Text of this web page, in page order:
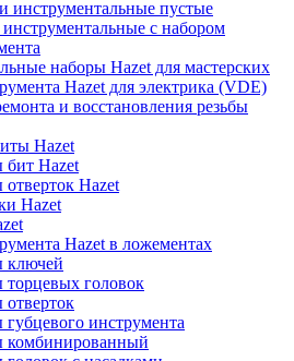
инструментальные пустые
с набором
наборы Hazet для мастерских
Hazet для электрика (VDE)
и восстановления резьбы
Hazet
Hazet
Hazet
Hazet
Hazet в ложементах
ключей
головок
инструмента
комбинированный